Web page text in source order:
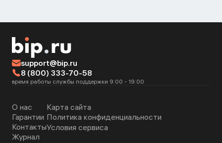
support@bip.ru
8 (800) 333-70-58
время работы службы поддержки 9:00 - 19:00
О нас
Гарантии
Контакты
Журнал
Карта сайта
Политика конфиденциальности
Условия сервиса